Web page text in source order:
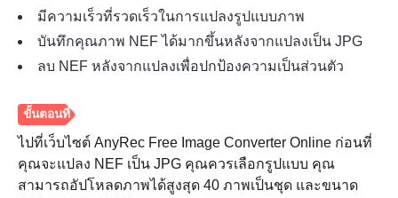
มีความเร็วที่รวดเร็วในการแปลงรูปแบบภาพ
บันทึกคุณภาพ NEF ได้มากขึ้นหลังจากแปลงเป็น JPG
ลบ NEF หลังจากแปลงเพื่อปกป้องความเป็นส่วนตัว
ไปที่เว็บไซต์ AnyRec Free Image Converter Online ก่อนที่
คุณจะแปลง NEF เป็น JPG คุณควรเลือกรูปแบบ คุณ
สามารถอัปโหลดภาพได้สูงสุด 40 ภาพเป็นชุด และขนาด